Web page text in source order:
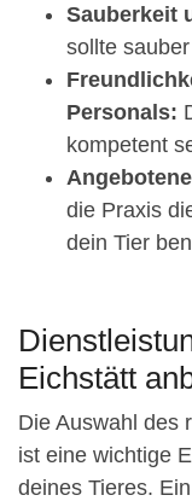
Sauberkeit
sollte
Personals:
kompetent
die Praxis
dein Tier
Eichstätt
Die Auswahl des
ist eine wichtige
deines Tieres.